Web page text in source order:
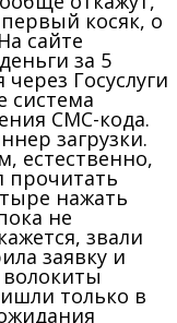
косяк, о
сайте
за 5
Госуслуги
система
СМС-кода.
загрузки.
естественно,
прочитать
нажать
не
звали
заявку и
волокиты
только в